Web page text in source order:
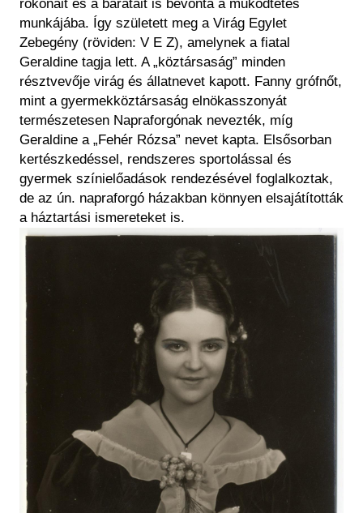
rokonait és a barátait is bevonta a működtetés
munkájába. Így született meg a Virág Egylet
Zebegény (röviden: V E Z), amelynek a fiatal
Geraldine tagja lett. A „köztársaság” minden
résztvevője virág és állatnevet kapott. Fanny grófnőt,
mint a gyermekköztársaság elnökasszonyát
természetesen Napraforgónak nevezték, míg
Geraldine a „Fehér Rózsa” nevet kapta. Elsősorban
kertészkedéssel, rendszeres sportolással és
gyermek színielőadások rendezésével foglalkoztak,
de az ún. napraforgó házakban könnyen elsajátították
a háztartási ismereteket is.
Kép